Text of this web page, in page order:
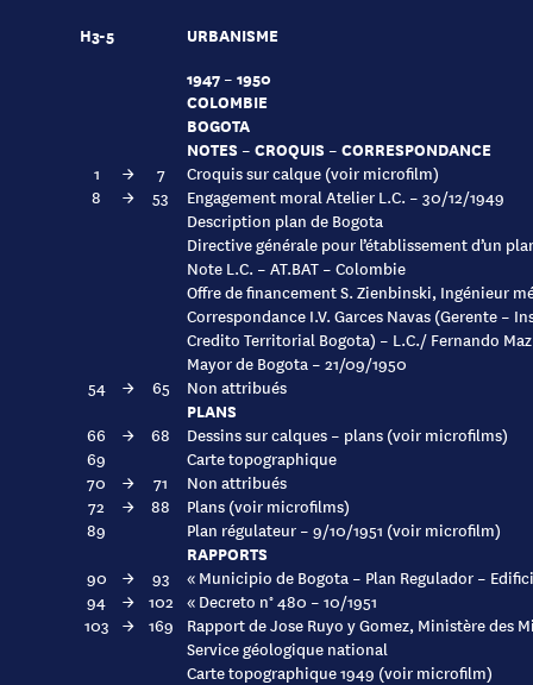
H3-5
URBANISME
1947 – 1950
COLOMBIE
BOGOTA
NOTES – CROQUIS – CORRESPONDANCE
1 → 7
Croquis sur calque (voir microfilm)
8
→ 53
Engagement moral Atelier L.C. – 30/12/1949
Description plan de Bogota
Directive générale pour l’établissement d’un
Note L.C. – AT.BAT – Colombie
Offre de financement S. Zienbinski, Ingénieur
Correspondance I.V. Garces Navas (Gerente –
Credito Territorial Bogota) – L.C./ Fernando
Mayor de Bogota – 21/09/1950
54
→ 65 Non attribués
PLANS
66 → 68
Dessins sur calques – plans (voir microfilms)
69
Carte topographique
70
→ 71
Non attribués
72
→ 88
Plans (voir microfilms)
89
Plan régulateur – 9/10/1951 (voir microfilm)
RAPPORTS
90 → 93
« Municipio de Bogota – Plan Regulador –
94
→ 102 « Decreto n° 480 – 10/1951
103 → 169
Rapport de Jose Ruyo y Gomez, Ministère des
Service géologique national
Carte topographique 1949 (voir microfilm)